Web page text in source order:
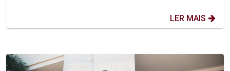
LER MAIS